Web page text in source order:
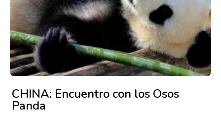
CHINA: Encuentro con los Osos
Panda